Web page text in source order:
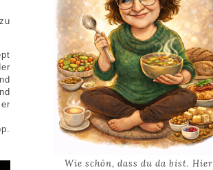
Wie schön, dass du da bist. Hier